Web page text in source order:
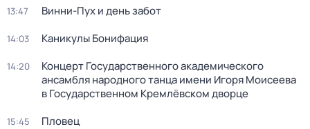
13:47 Винни-Пух и день забот
14:03 Каникулы Бонифация
14:20
Концерт Государственного академического
ансамбля народного танца имени Игоря Моисеева
в Государственном Кремлёвском дворце
15:45 Пловец